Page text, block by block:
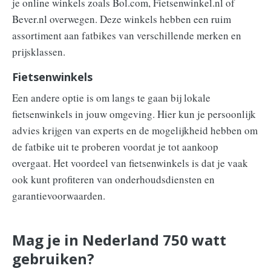
Bever.nl overwegen. Deze winkels hebben een ruim
assortiment aan fatbikes van verschillende merken en
prijsklassen.
Fietsenwinkels
Een andere optie is om langs te gaan bij lokale
fietsenwinkels in jouw omgeving. Hier kun je persoonlijk
advies krijgen van experts en de mogelijkheid hebben om
de fatbike uit te proberen voordat je tot aankoop
overgaat. Het voordeel van fietsenwinkels is dat je vaak
ook kunt profiteren van onderhoudsdiensten en
garantievoorwaarden.
Mag je in Nederland 750 watt
gebruiken?